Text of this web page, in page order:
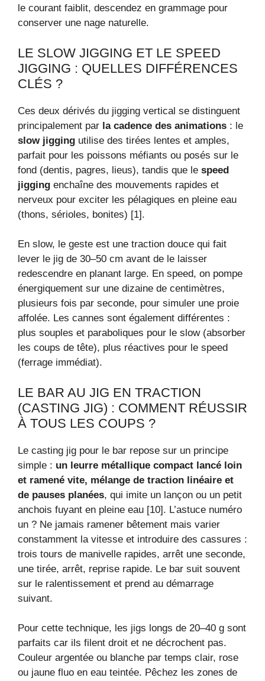
le courant faiblit, descendez en grammage pour
conserver une nage naturelle.
LE SLOW JIGGING ET LE SPEED
JIGGING : QUELLES DIFFÉRENCES
CLÉS ?
Ces deux dérivés du jigging vertical se distinguent
principalement par la cadence des animations : le
slow jigging utilise des tirées lentes et amples,
parfait pour les poissons méfiants ou posés sur le
fond (dentis, pagres, lieus), tandis que le speed
jigging enchaîne des mouvements rapides et
nerveux pour exciter les pélagiques en pleine eau
(thons, sérioles, bonites) [1].
En slow, le geste est une traction douce qui fait
lever le jig de 30–50 cm avant de le laisser
redescendre en planant large. En speed, on pompe
énergiquement sur une dizaine de centimètres,
plusieurs fois par seconde, pour simuler une proie
affolée. Les cannes sont également différentes :
plus souples et paraboliques pour le slow (absorber
les coups de tête), plus réactives pour le speed
(ferrage immédiat).
LE BAR AU JIG EN TRACTION
(CASTING JIG) : COMMENT RÉUSSIR
À TOUS LES COUPS ?
Le casting jig pour le bar repose sur un principe
simple : un leurre métallique compact lancé loin
et ramené vite, mélange de traction linéaire et
de pauses planées, qui imite un lançon ou un petit
anchois fuyant en pleine eau [10]. L’astuce numéro
un ? Ne jamais ramener bêtement mais varier
constamment la vitesse et introduire des cassures :
trois tours de manivelle rapides, arrêt une seconde,
une tirée, arrêt, reprise rapide. Le bar suit souvent
sur le ralentissement et prend au démarrage
suivant.
Pour cette technique, les jigs longs de 20–40 g sont
parfaits car ils filent droit et ne décrochent pas.
Couleur argentée ou blanche par temps clair, rose
ou jaune fluo en eau teintée. Pêchez les zones de